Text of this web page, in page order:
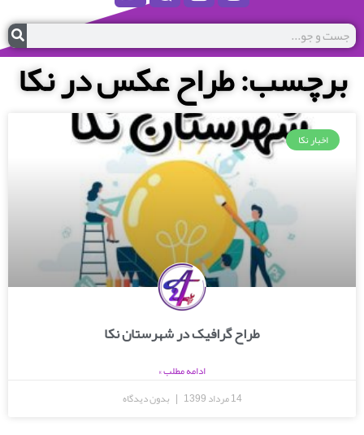
برچسب: طراح عکس در نکا
اخبار نکا
طراح گرافیک در شهرستان نکا
ادامه مطلب »
14 مرداد 1399
بدون دیدگاه